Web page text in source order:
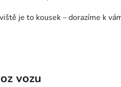
je to kousek – dorazíme k
vozu